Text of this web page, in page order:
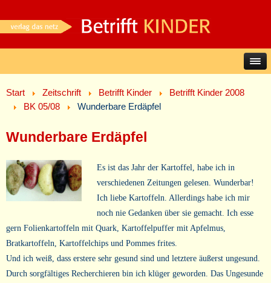
Start Zeitschrift Betrifft Kinder
Betrifft Kinder 2008
BK 05/08
Wunderbare Erdäpfel
Wunderbare Erdäpfel
Es ist das Jahr der Kartoffel, habe ich in
verschiedenen Zeitungen gelesen. Wunderbar!
Ich liebe Kartoffeln. Allerdings habe ich mir
noch nie Gedanken über sie gemacht. Ich esse
gern Folienkartoffeln mit Quark, Kartoffelpuffer mit Apfelmus,
Bratkartoffeln, Kartoffelchips und Pommes frites.
Und ich weiß, dass erstere sehr gesund sind und letztere äußerst ungesund.
Durch sorgfältiges Recherchieren bin ich klüger geworden. Das Ungesunde